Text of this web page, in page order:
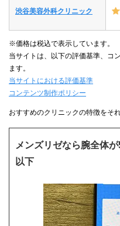
渋谷美容外科クリニック
※価格は税込で表示しています。
当サイトは、以下の評価基準、コ
ます。
当サイトにおける評価基準
コンテンツ制作ポリシー
おすすめのクリニックの特徴をそ
メンズリゼなら腕全体
以下